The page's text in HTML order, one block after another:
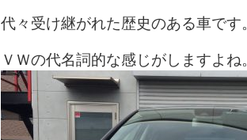
代々受け継がれた歴史のある車です
ＶＷの代名詞的な感じがしますよね